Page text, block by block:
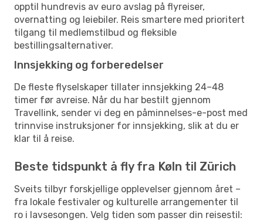
opptil hundrevis av euro avslag på flyreiser,
overnatting og leiebiler. Reis smartere med prioritert
tilgang til medlemstilbud og fleksible
bestillingsalternativer.
Innsjekking og forberedelser
De fleste flyselskaper tillater innsjekking 24–48
timer før avreise. Når du har bestilt gjennom
Travellink, sender vi deg en påminnelses-e-post med
trinnvise instruksjoner for innsjekking, slik at du er
klar til å reise.
Beste tidspunkt å fly fra Køln til Zürich
Sveits tilbyr forskjellige opplevelser gjennom året –
fra lokale festivaler og kulturelle arrangementer til
ro i lavsesongen. Velg tiden som passer din reisestil: